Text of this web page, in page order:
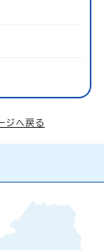
ジへ戻る